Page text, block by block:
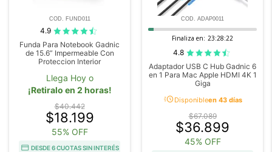
COD. FUND011
4.9
Funda Para Notebook Gadnic
de 15.6” Impermeable Con
Proteccion Interior
Llega Hoy o
¡Retiralo en 2 horas!
$40.442
$18.199
55% OFF
DESDE 6 CUOTAS SIN INTERÉS
COD. ADAP0011
Finaliza en: 23:28:21
4.8
Adaptador USB C Hub Gadnic 6
en 1 Para Mac Apple HDMI 4K 1
Giga
acuteDisponibleen 43 días
$67.089
$36.899
45% OFF